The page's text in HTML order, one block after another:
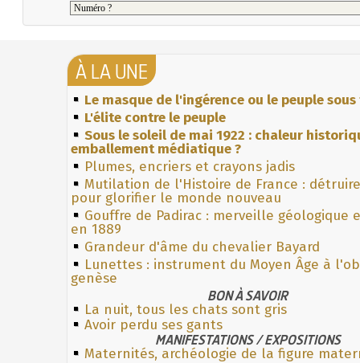
À LA UNE
Le masque de l'ingérence ou le peuple
L'élite contre le peuple
Sous le soleil de mai 1922 : chaleur
emballement médiatique ?
Plumes, encriers et crayons jadis
Mutilation de l'Histoire de France :
pour glorifier le monde nouveau
Gouffre de Padirac : merveille géologique
en 1889
Grandeur d'âme du chevalier Bayard
Lunettes : instrument du Moyen Âge à
genèse
BON À SAVOIR
La nuit, tous les chats sont gris
Avoir perdu ses gants
MANIFESTATIONS / EXPOSITIONS
Maternités, archéologie de la figure